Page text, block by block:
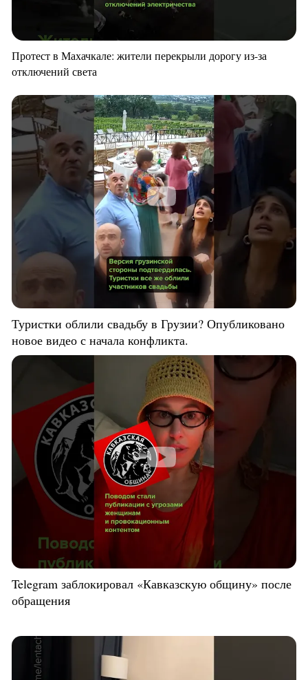
Протест в Махачкале: жители перекрыли дорогу из-за
отключений света
Туристки облили свадьбу в Грузии? Опубликовано
новое видео с начала конфликта.
Telegram заблокировал «Кавказскую общину» после
обращения